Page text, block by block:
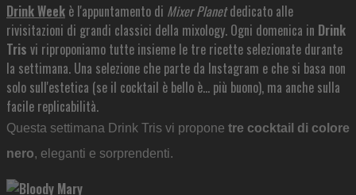
Drink Week è l'appuntamento di Mixer Planetdedicato alle
rivisitazioni di grandi classici della mixology. Ogni domenica in Drink
Tris vi riproponiamo tutte insieme le tre ricette selezionate durante
la settimana. Una selezione che parte da Instagram e che si basa non
solo sull'estetica (se il cocktail è bello è... più buono), ma anche sulla
facile replicabilità.
Questa settimana Drink Tris vi propone tre cocktail di colore
nero, eleganti e sorprendenti.